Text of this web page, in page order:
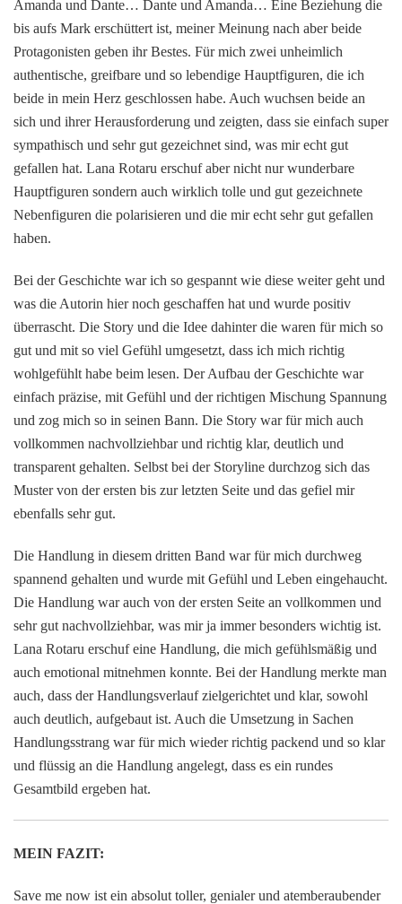
Amanda und Dante… Dante und Amanda… Eine Beziehung die
bis aufs Mark erschüttert ist, meiner Meinung nach aber beide
Protagonisten geben ihr Bestes. Für mich zwei unheimlich
authentische, greifbare und so lebendige Hauptfiguren, die ich
beide in mein Herz geschlossen habe. Auch wuchsen beide an
sich und ihrer Herausforderung und zeigten, dass sie einfach super
sympathisch und sehr gut gezeichnet sind, was mir echt gut
gefallen hat. Lana Rotaru erschuf aber nicht nur wunderbare
Hauptfiguren sondern auch wirklich tolle und gut gezeichnete
Nebenfiguren die polarisieren und die mir echt sehr gut gefallen
haben.
Bei der Geschichte war ich so gespannt wie diese weiter geht und
was die Autorin hier noch geschaffen hat und wurde positiv
überrascht. Die Story und die Idee dahinter die waren für mich so
gut und mit so viel Gefühl umgesetzt, dass ich mich richtig
wohlgefühlt habe beim lesen. Der Aufbau der Geschichte war
einfach präzise, mit Gefühl und der richtigen Mischung Spannung
und zog mich so in seinen Bann. Die Story war für mich auch
vollkommen nachvollziehbar und richtig klar, deutlich und
transparent gehalten. Selbst bei der Storyline durchzog sich das
Muster von der ersten bis zur letzten Seite und das gefiel mir
ebenfalls sehr gut.
Die Handlung in diesem dritten Band war für mich durchweg
spannend gehalten und wurde mit Gefühl und Leben eingehaucht.
Die Handlung war auch von der ersten Seite an vollkommen und
sehr gut nachvollziehbar, was mir ja immer besonders wichtig ist.
Lana Rotaru erschuf eine Handlung, die mich gefühlsmäßig und
auch emotional mitnehmen konnte. Bei der Handlung merkte man
auch, dass der Handlungsverlauf zielgerichtet und klar, sowohl
auch deutlich, aufgebaut ist. Auch die Umsetzung in Sachen
Handlungsstrang war für mich wieder richtig packend und so klar
und flüssig an die Handlung angelegt, dass es ein rundes
Gesamtbild ergeben hat.
MEIN FAZIT:
Save me now ist ein absolut toller, genialer und atemberaubender